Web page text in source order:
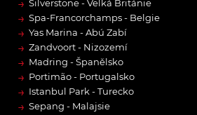
→ Silverstone - Velká Británie
→ Spa-Francorchamps - Belgie
→ Yas Marina - Abú Zabí
→ Zandvoort - Nizozemí
→ Madring - Španělsko
→ Portimão - Portugalsko
→ Istanbul Park - Turecko
→ Sepang - Malajsie